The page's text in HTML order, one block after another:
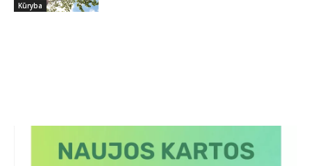
Kūryba